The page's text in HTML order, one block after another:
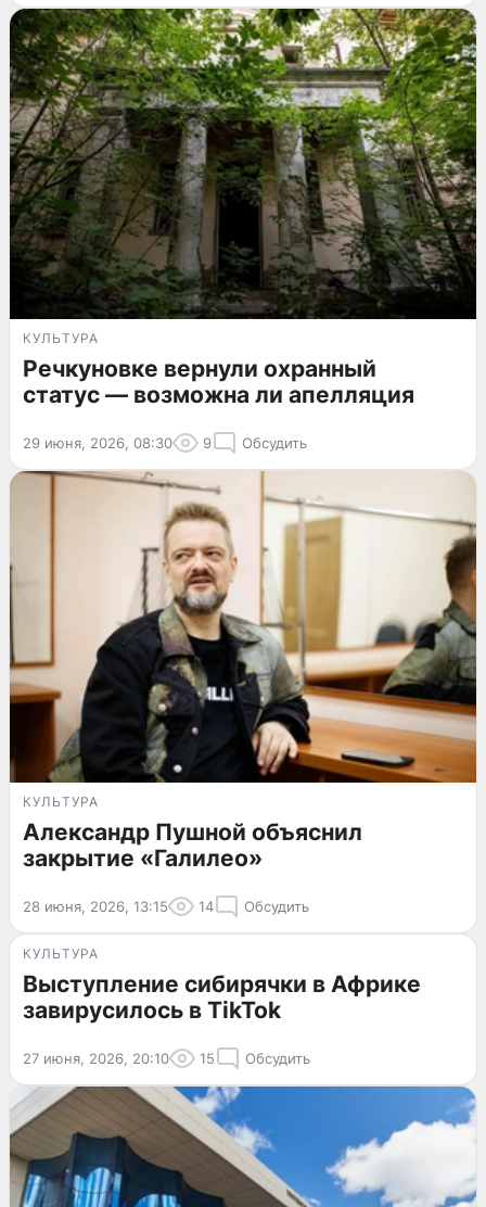
КУЛЬТУРА
Речкуновке вернули охранный
статус — возможна ли апелляция
29 июня, 2026, 08:30 9 Обсудить
КУЛЬТУРА
Александр Пушной объяснил
закрытие «Галилео»
28 июня, 2026, 13:15 14 Обсудить
КУЛЬТУРА
Выступление сибирячки в Африке
завирусилось в TikTok
27 июня, 2026, 20:10 15 Обсудить